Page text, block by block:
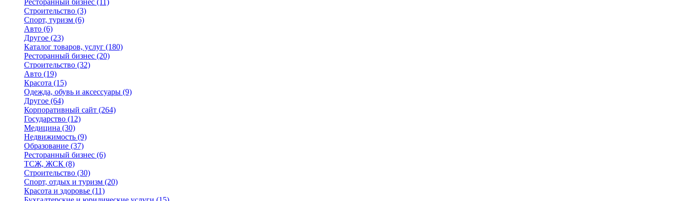
Ресторанный бизнес (11)
Строительство (3)
Спорт, туризм (6)
Авто (6)
Другое (23)
Каталог товаров, услуг (180)
Ресторанный бизнес (20)
Строительство (32)
Авто (19)
Красота (15)
Одежда, обувь и аксессуары (9)
Другое (64)
Корпоративный сайт (264)
Государство (12)
Медицина (30)
Недвижимость (9)
Образование (37)
Ресторанный бизнес (6)
ТСЖ, ЖСК (8)
Строительство (30)
Спорт, отдых и туризм (20)
Красота и здоровье (11)